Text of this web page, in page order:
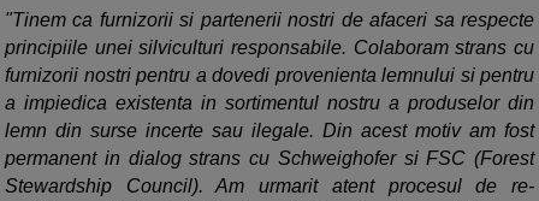
"Tinem ca furnizorii si partenerii nostri de afaceri sa respecte
principiile unei silviculturi responsabile. Colaboram strans cu
furnizorii nostri pentru a dovedi provenienta lemnului si pentru
a impiedica existenta in sortimentul nostru a produselor din
lemn din surse incerte sau ilegale. Din acest motiv am fost
permanent in dialog strans cu Schweighofer si FSC (Forest
Stewardship Council). Am urmarit atent procesul de re-